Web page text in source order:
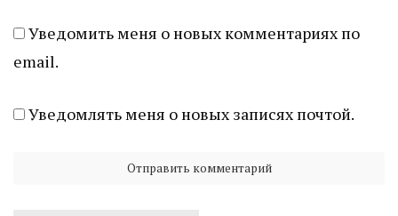
Уведомить меня о новых комментариях по
email.
Уведомлять меня о новых записях почтой.